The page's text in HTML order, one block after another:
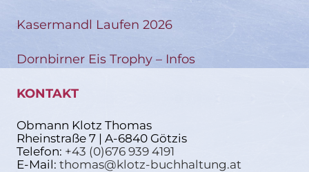
Kasermandl Laufen 2026
Dornbirner Eis Trophy – Infos
KONTAKT
Obmann Klotz Thomas
Rheinstraße 7 | A-6840 Götzis
Telefon: +43 (0)676 939 4191
E-Mail: thomas@klotz-buchhaltung.at